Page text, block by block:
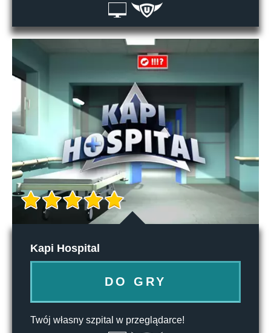
Kapi Hospital
DO GRY
Twój własny szpital w przeglądarce!